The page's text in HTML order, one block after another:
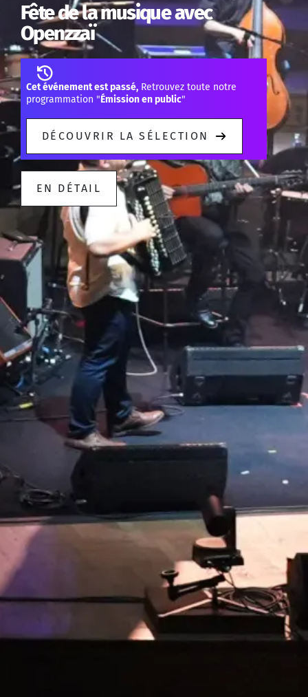
Fête de la musique avec
Openzzaï
Cet événement est passé, Retrouvez toute notre
programmation "Émission en public"
DÉCOUVRIR LA SÉLECTION
EN DÉTAIL